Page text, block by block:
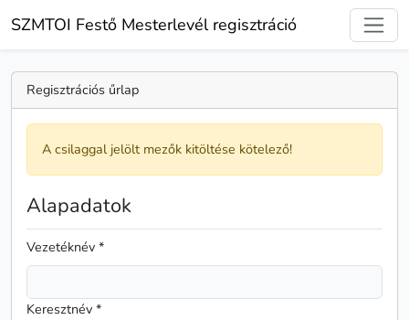
SZMTOI Festő Mesterlevél regisztráció
Regisztrációs űrlap
A csilaggal jelölt mezők kitöltése kötelező!
Alapadatok
Vezetéknév *
Keresztnév *